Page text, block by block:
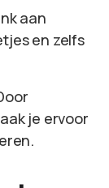
aan
en zelfs
je ervoor